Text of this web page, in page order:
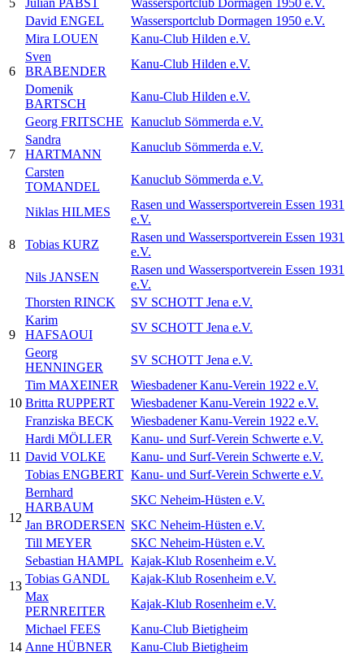
5 Julian PABST
Wassersportclub Dormagen 1950 e.V.
David ENGEL
Wassersportclub Dormagen 1950 e.V.
6
Mira LOUEN
Kanu-Club Hilden e.V.
Sven
BRABENDER
Kanu-Club Hilden e.V.
Domenik
BARTSCH
Kanu-Club Hilden e.V.
7
Georg FRITSCHE Kanuclub Sömmerda e.V.
Sandra
HARTMANN
Kanuclub Sömmerda e.V.
Carsten
TOMANDEL
Kanuclub Sömmerda e.V.
8
Niklas HILMES
Rasen und Wassersportverein Essen 1931
e.V.
Tobias KURZ
Rasen und Wassersportverein Essen 1931
e.V.
Nils JANSEN
Rasen und Wassersportverein Essen 1931
e.V.
9
Thorsten RINCK
SV SCHOTT Jena e.V.
Karim
HAFSAOUI
SV SCHOTT Jena e.V.
Georg
HENNINGER
SV SCHOTT Jena e.V.
10
Tim MAXEINER
Wiesbadener Kanu-Verein 1922 e.V.
Britta RUPPERT
Wiesbadener Kanu-Verein 1922 e.V.
Franziska BECK
Wiesbadener Kanu-Verein 1922 e.V.
11
Hardi MÖLLER
Kanu- und Surf-Verein Schwerte e.V.
David VOLKE
Kanu- und Surf-Verein Schwerte e.V.
Tobias ENGBERT Kanu- und Surf-Verein Schwerte e.V.
12
Bernhard
HARBAUM
SKC Neheim-Hüsten e.V.
Jan BRODERSEN SKC Neheim-Hüsten e.V.
Till MEYER
SKC Neheim-Hüsten e.V.
13
Sebastian HAMPL Kajak-Klub Rosenheim e.V.
Tobias GANDL
Kajak-Klub Rosenheim e.V.
Max
PERNREITER
Kajak-Klub Rosenheim e.V.
14
Michael FEES
Kanu-Club Bietigheim
Anne HÜBNER
Kanu-Club Bietigheim